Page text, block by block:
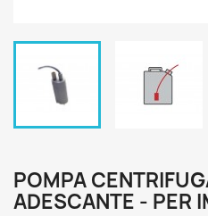
POMPA
ADESCANTE - PER